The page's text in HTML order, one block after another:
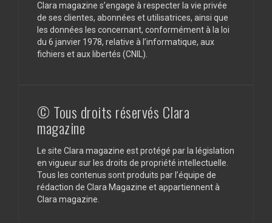
Clara magazine s’engage à respecter la vie privée
de ses clientes, abonnées et utilisatrices, ainsi que
les données les concernant, conformément à la loi
du 6 janvier 1978, relative à l’informatique, aux
fichiers et aux libertés (CNIL).
© Tous droits réservés Clara
magazine
Le site Clara magazine est protégé par la législation
en vigueur sur les droits de propriété intellectuelle.
Tous les contenus sont produits par l’équipe de
rédaction de Clara Magazine et appartiennent à
Clara magazine.